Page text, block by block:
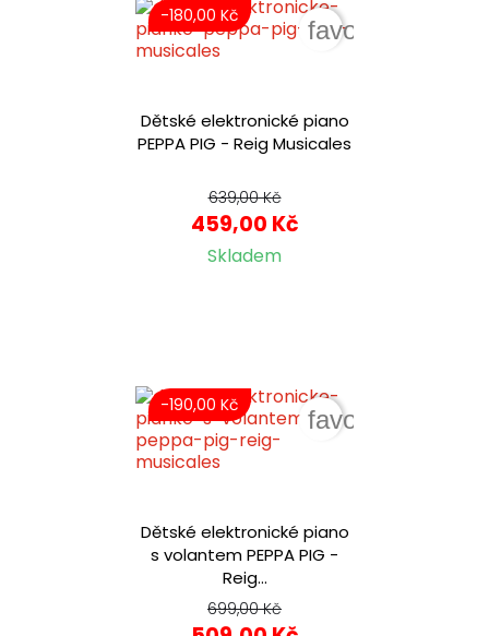
Dětské elektronické piano
PEPPA PIG - Reig Musicales
639,00 Kč
459,00 Kč
Skladem
-180,00 Kč
favorite_border
Dětské elektronické piano
s volantem PEPPA PIG -
Reig...
699,00 Kč
-190,00 Kč
favorite_border